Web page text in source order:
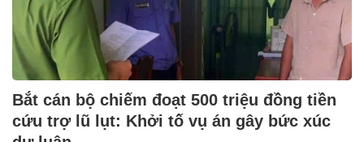
Bắt cán bộ chiếm đoạt 500 triệu đồng tiền
cứu trợ lũ lụt: Khởi tố vụ án gây bức xúc